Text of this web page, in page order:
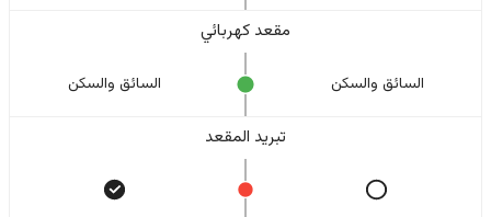
مقعد كهربائي
السائق والسکن السائق والسکن
تبريد المقعد